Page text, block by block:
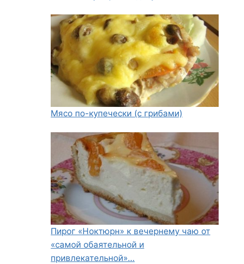
Мясо по-купечески (с грибами)
Пирог «Ноктюрн» к вечернему чаю от
«самой обаятельной и
привлекательной»…